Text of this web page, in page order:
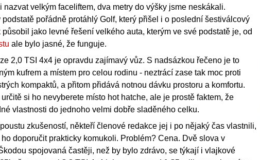
nazvat velkým faceliftem, dva metry do výšky jsme neskákali.
podstatě pořádně protáhlý Golf, který přišel i o poslední šestiválcový
působil jako levné řešení velkého auta, kterým ve své podstatě je, od
ale bylo jasné, že funguje.
2,0 TSI 4x4 je opravdu zajímavý vůz. S nadsázkou řečeno je to
kufrem a místem pro celou rodinu - neztrácí zase tak moc proti
kompaktů, a přitom přidává notnou dávku prostoru a komfortu.
si ho nevyberete místo hot hatche, ale je prostě faktem, že
vlastnosti do jednoho velmi dobře sladěného celku.
zkušeností, někteří členové redakce jej i po nějaký čas vlastnili,
doporučit prakticky komukoli. Problém? Cena. Dvě slova v
spojovaná častěji, než by bylo zdrávo, se týkají i vlajkové